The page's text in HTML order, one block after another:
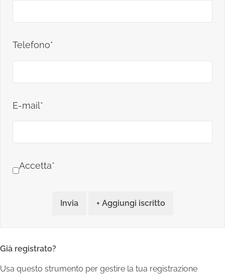
Telefono*
E-mail*
Accetta*
Invia + Aggiungi iscritto
Già registrato?
Usa questo strumento per gestire la tua registrazione